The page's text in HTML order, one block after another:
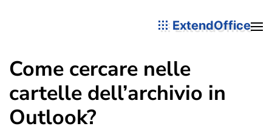
ExtendOffice
Come cercare nelle
cartelle dell’archivio in
Outlook?